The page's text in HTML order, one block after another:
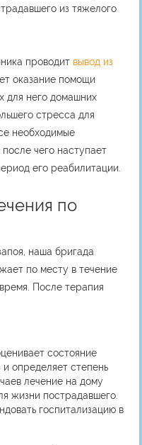
из тяжелого
проводит вывод из
оказание помощи
для него домашних
стресса для
необходимые
чего наступает
его реабилитации.
по
наша бригада
по месту в течение
После терапия
состояние
и определяет степень
лечение на дому
жизни пострадавшего.
госпитализацию в